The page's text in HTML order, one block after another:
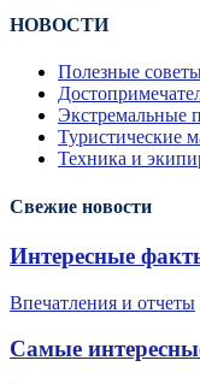
НОВОСТИ
Полезные
Экстремальные
Туристические
Техника и
Свежие новости
Интересные
Впечатления и отчеты
Самые